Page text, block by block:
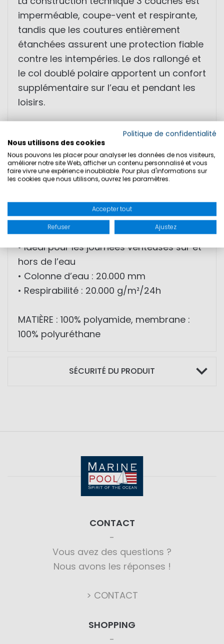
imperméable, coupe-vent et respirante,
tandis que les coutures entièrement
étanchées assurent une protection fiable
contre les intempéries. Le dos rallongé et
le col doublé polaire apportent un confort
supplémentaire sur l’eau et pendant les
loisirs.
• Construction technique 3 couches
• Imperméable, coupe-vent et respirant
• Coutures entièrement étanchées
• Dos rallongé
• Poches latérales imperméables
• Construction légère
• Coutures décoratives sportives
• Idéal pour les journées venteuses sur et
hors de l’eau
• Colonne d’eau : 20.000 mm
• Respirabilité : 20.000 g/m²/24h
MATIÈRE : 100% polyamide, membrane :
100% polyuréthane
SÉCURITÉ DU PRODUIT
CONTACT
Vous avez des questions ?
Nous avons les réponses !
> CONTACT
SHOPPING
Politique de confidentialité
Nous utilisons des cookies
Nous pouvons les placer pour analyser les données de nos visiteurs,
améliorer notre site Web, afficher un contenu personnalisé et vous
faire vivre une expérience inoubliable. Pour plus d'informations sur
les cookies que nous utilisons, ouvrez les paramètres.
Accepter tout
Refuser Ajustez